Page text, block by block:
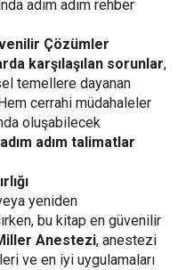
adım adım rehber
Çözümler
karşılaşılan sorunlar,
temellere dayanan
cerrahi müdahaleler
oluşabilecek
adım adım talimatlar
yeniden
bu kitap en güvenilir
Anestezi, anestezi
ve en iyi uygulamaları